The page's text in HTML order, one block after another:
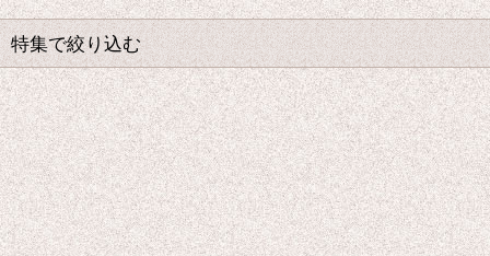
並び順:
特集で絞り込む
★☆★ galabox disx ★☆★
Adam Levy
青山陽一/Yoichi Aoyama
Undercurrent 4